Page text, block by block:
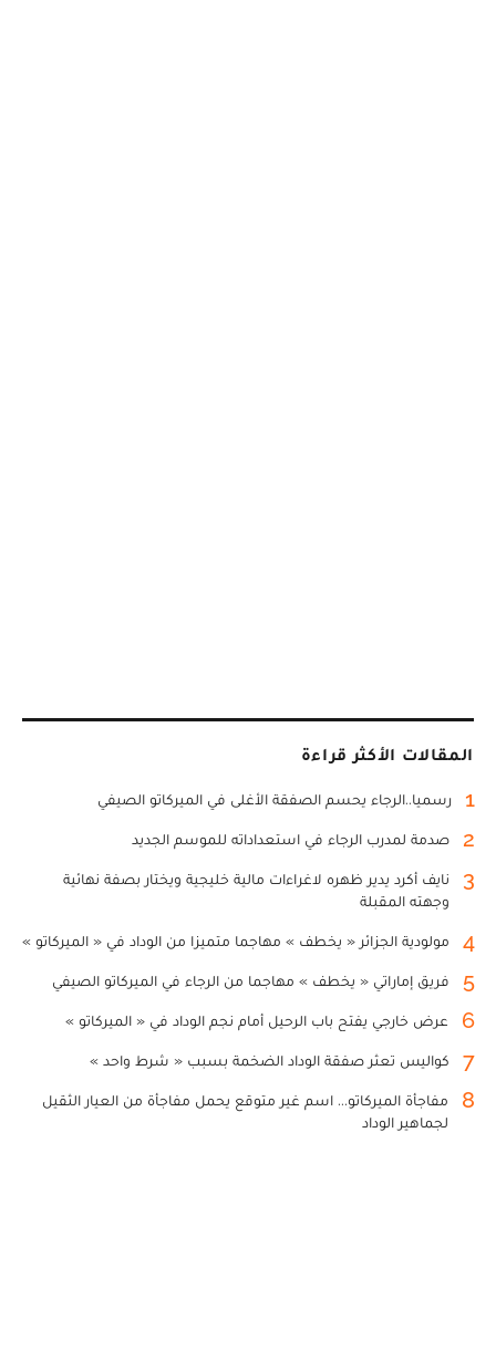
المقالات الأكثر قراءة
1 رسميا..الرجاء يحسم الصفقة الأغلى في الميركاتو الصيفي
2 صدمة لمدرب الرجاء في استعداداته للموسم الجديد
3
نايف أكرد يدير ظهره لاغراءات مالية خليجية ويختار بصفة نهائية
وجهته المقبلة
4 مولودية الجزائر « يخطف » مهاجما متميزا من الوداد في « الميركاتو »
5 فريق إماراتي « يخطف » مهاجما من الرجاء في الميركاتو الصيفي
6 عرض خارجي يفتح باب الرحيل أمام نجم الوداد في « الميركاتو »
7 كواليس تعثر صفقة الوداد الضخمة بسبب « شرط واحد »
8
مفاجأة الميركاتو... اسم غير متوقع يحمل مفاجأة من العيار الثقيل
لجماهير الوداد